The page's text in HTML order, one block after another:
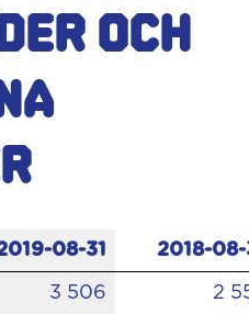
och
08-31 2018-08-
3 506 2